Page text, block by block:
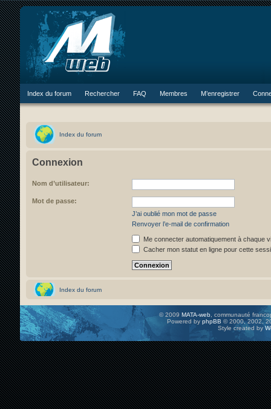
Index du forum Rechercher FAQ Membres M’enregistrer
Index du forum
Connexion
Nom d’utilisateur:
Mot de passe:
J’ai oublié mon mot de passe
Renvoyer l’e-mail de confirmation
Me connecter automatiquement à chaque
Cacher mon statut en ligne pour cette
Index du forum
© 2009 MATA-web , communauté
Powered by phpBB © 2000, 2002,
Style created by